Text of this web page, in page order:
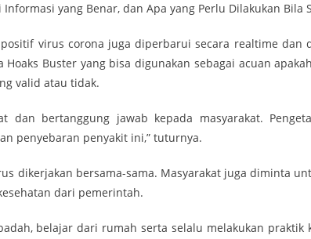
yang Benar, dan Apa yang Perlu Dilakukan Bila
virus corona juga diperbarui secara realtime dan
Buster yang bisa digunakan sebagai acuan
valid atau tidak.
dan bertanggung jawab kepada masyarakat.
penyebaran penyakit ini,” tuturnya.
dikerjakan bersama-sama. Masyarakat juga diminta
dari pemerintah.
belajar dari rumah serta selalu melakukan praktik